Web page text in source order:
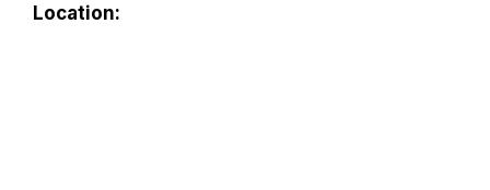
Location: